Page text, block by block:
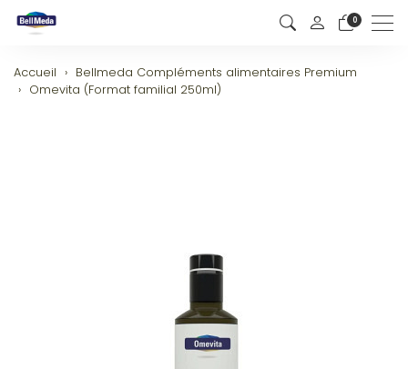
0
Accueil
Bellmeda Compléments alimentaires Premium
Omevita (Format familial 250ml)